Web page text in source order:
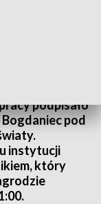
podpisało
pod
instytucji
który